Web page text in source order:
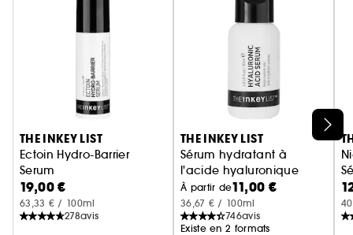
THE INKEY LIST
Ectoin Hydro-Barrier
Serum
Sérum Hydratant et Protecteur
19,00 €
63,33 € / 100ml
278avis
THE INKEY LIST
Sérum hydratant à
l'acide hyaluronique
Sérum visage
À partir de11,00 €
36,67 € / 100ml
746avis
Existe en 2 formats